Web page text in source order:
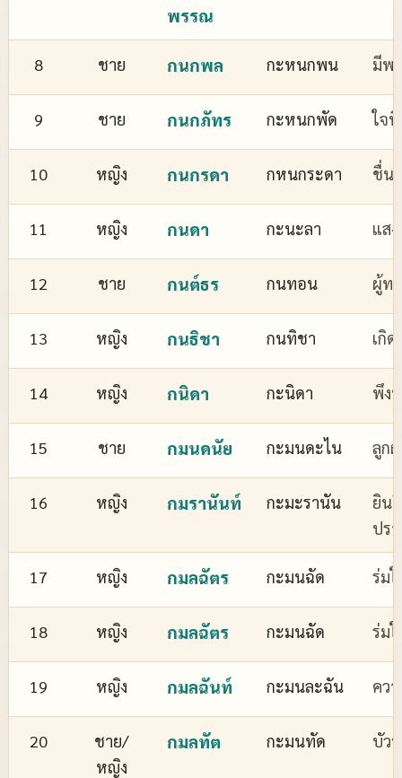
พรรณ
8 ชาย กนกพล กะหนกพน มีพ
9 ชาย กนกภัทร กะหนกพัด ใจ
10 หญิง กนกรดา กหนกระดา ชื่น
11 หญิง กนดา กะนะลา แสง
12 ชาย กนต์ธร กนทอน ผู้ท
13 หญิง กนธิชา กนทิชา เกิด
14 หญิง กนิดา กะนิดา พึง
15 ชาย กมนดนัย กะมนดะไน ลูก
16 หญิง กมรานันท์ กะมะรานัน
ยิน
ปร
17 หญิง กมลฉัตร กะมนฉัด ร่มใ
18 หญิง กมลฉัตร กะมนฉัด ร่มใ
19 หญิง กมลฉันท์ กะมนละฉัน คว
20
ชาย/
หญิง
กมลทัต กะมนทัด บัว